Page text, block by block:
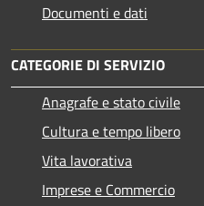
Documenti e dati
CATEGORIE DI SERVIZIO
Anagrafe e stato civile
Cultura e tempo libero
Vita lavorativa
Imprese e Commercio